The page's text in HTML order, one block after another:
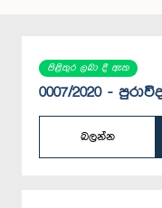
පිළිතුර ලබා දී ඇත
0007/2020 -
බලන්න